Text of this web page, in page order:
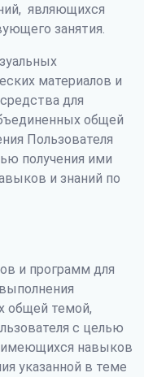
являющихся
занятия.
материалов и
для
общей
Пользователя
получения ими
и знаний по
и программ для
общей темой,
с целью
имеющихся навыков
указанной в теме